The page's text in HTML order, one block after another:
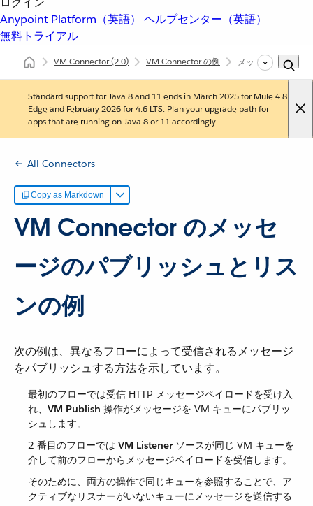
Anypoint Platform（英語） ヘルプセンター（英語）
無料トライアル
VM Connector(2.0) VM Connector の例 メッセージのパブ
Standard support for Java 8 and 11 ends in March 2025 for Mule 4.8
Edge and February 2026 for 4.6 LTS. Plan your upgrade path for
apps that are running on Java 8 or 11 accordingly.
All Connectors
Copy as Markdown
VM Connector のメッセ
ージのパブリッシュとリス
ンの例
次の例は、異なるフローによって受信されるメッセージ
をパブリッシュする方法を示しています。
最初のフローでは受信 HTTP メッセージペイロードを受け入
れ、​ VM Publish ​ 操作がメッセージを VM キューにパブリッ
シュします。
2 番目のフローでは ​ VM Listener​ ソースが同じ VM キューを
介して前のフローからメッセージペイロードを受信します。
そのために、両方の操作で同じキューを参照することで、ア
クティブなリスナーがいないキューにメッセージを送信する